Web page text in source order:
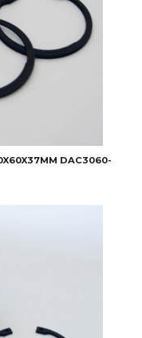
DAC3060-